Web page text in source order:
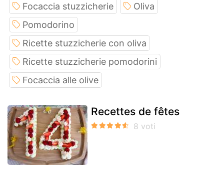
Focaccia stuzzicherie
Oliva
Pomodorino
Ricette stuzzicherie con oliva
Ricette stuzzicherie pomodorini
Focaccia alle olive
Recettes de fêtes